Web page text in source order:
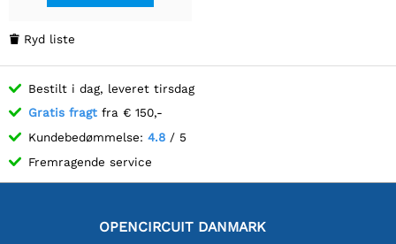
 Ryd liste
Bestilt i dag, leveret tirsdag
Gratis fragt fra € 150,-
Kundebedømmelse: 4.8 / 5
Fremragende service
OPENCIRCUIT DANMARK